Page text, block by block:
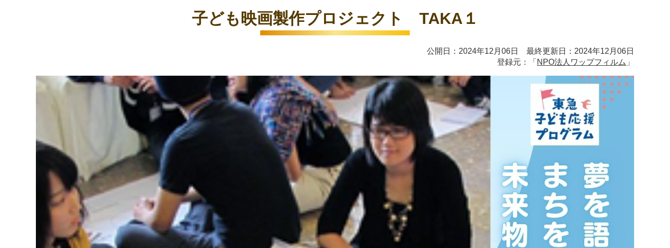
子ども映画製作プロジェクト TAKA１
公開日：2024年12月06日 最終更新日：2024年12月06日
登録元：「 NPO法人ワップフィルム 」